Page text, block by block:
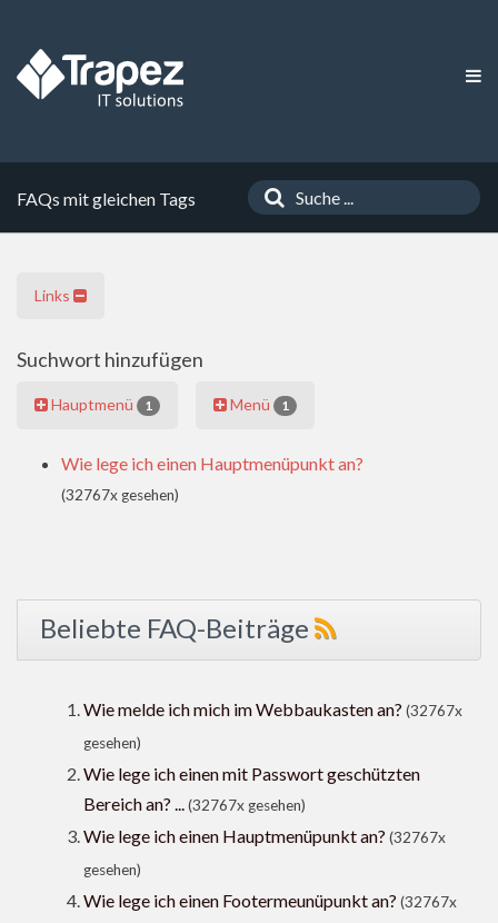
FAQs mit gleichen Tags
Links
Suchwort hinzufügen
Hauptmenü 1 Menü 1
Wie lege ich einen Hauptmenüpunkt an?
(32767x gesehen)
Beliebte FAQ-Beiträge
Wie melde ich mich im Webbaukasten an? (32767x
gesehen)
Wie lege ich einen mit Passwort geschützten
Bereich an? ...(32767x gesehen)
Wie lege ich einen Hauptmenüpunkt an? (32767x
gesehen)
Wie lege ich einen Footermeunüpunkt an? (32767x